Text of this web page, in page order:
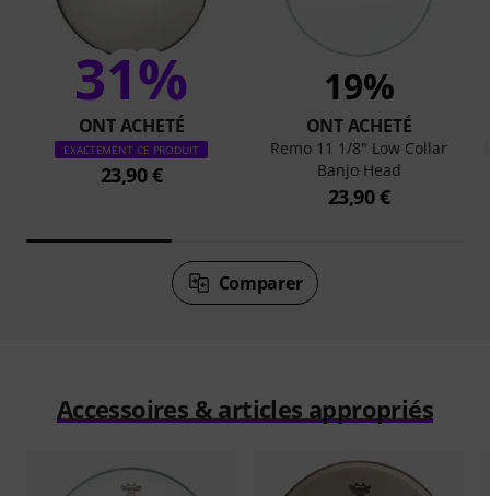
31%
ONT ACHETÉ
EXACTEMENT CE PRODUIT
23,90 €
19%
ONT ACHETÉ
Remo 11 1/8" Low Collar
Banjo Head
23,90 €
Comparer
Accessoires & articles appropriés